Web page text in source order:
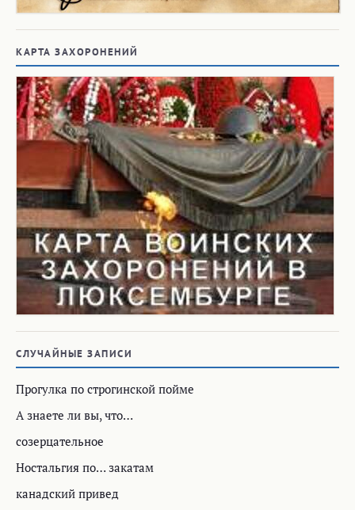
КАРТА ЗАХОРОНЕНИЙ
СЛУЧАЙНЫЕ ЗАПИСИ
Прогулка по строгинской пойме
А знаете ли вы, что…
созерцательное
Ностальгия по… закатам
канадский привед